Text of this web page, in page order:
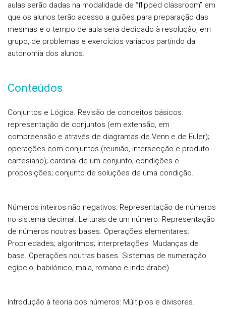
aulas serão dadas na modalidade de “flipped classroom” em
que os alunos terão acesso a guiões para preparação das
mesmas e o tempo de aula será dedicado à resolução, em
grupo, de problemas e exercícios variados partindo da
autonomia dos alunos.
Conteúdos
Conjuntos e Lógica. Revisão de conceitos básicos:
representação de conjuntos (em extensão, em
compreensão e através de diagramas de Venn e de Euler);
operações com conjuntos (reunião, intersecção e produto
cartesiano); cardinal de um conjunto; condições e
proposições; conjunto de soluções de uma condição.
Números inteiros não negativos: Representação de números
no sistema decimal. Leituras de um número. Representação
de números noutras bases. Operações elementares:
Propriedades; algoritmos; interpretações. Mudanças de
base. Operações noutras bases. Sistemas de numeração
egípcio, babilónico, maia, romano e indo-árabe).
Introdução à teoria dos números: Múltiplos e divisores.